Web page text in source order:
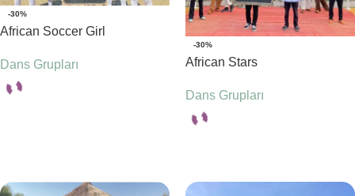
-30%
African Soccer Girl
Dans Grupları
-30%
African Stars
Dans Grupları